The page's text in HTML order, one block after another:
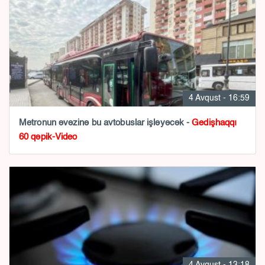
4 Avqust - 16:59
Metronun əvəzinə bu avtobuslar işləyəcək -Gedişhaqqı
60 qəpik-Video